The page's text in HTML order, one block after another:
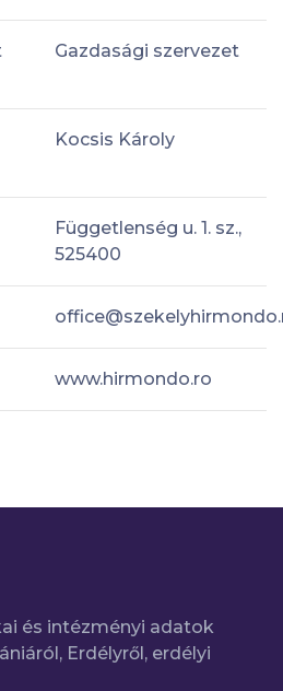
Gazdasági szervezet
Kocsis Károly
Függetlenség u. 1. sz.,
525400
www.hirmondo.ro
és intézményi adatok
Erdélyről, erdélyi